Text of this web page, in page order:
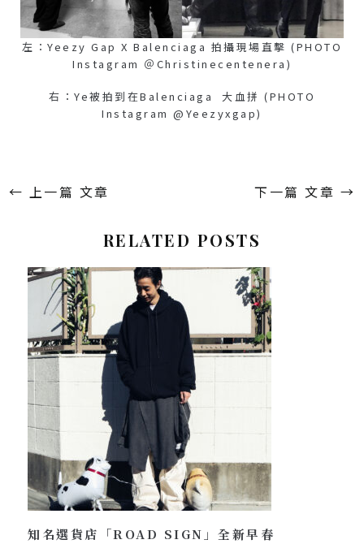
左：Yeezy Gap X Balenciaga 拍攝現場直擊 (PHOTO
Instagram ＠christinecentenera)
右：Ye被拍到在Balenciaga 大血拼 (PHOTO
Instagram @yeezyxgap)
← 上一篇 文章 下一篇 文章 →
RELATED POSTS
知名選貨店「ROAD SIGN」全新早春